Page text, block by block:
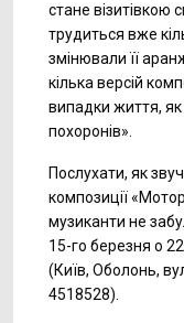
стане візитівкою
трудиться вже
змінювали її
кілька версій
випадки життя,
похоронів».
Послухати, як
композиції
музиканти не
15-го березня о
(Київ, Оболонь,
4518528).